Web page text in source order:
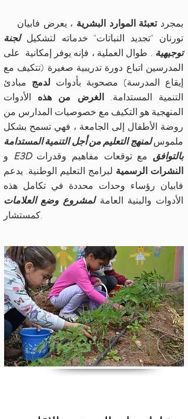
بمجردتعبئة الموارد البشرية ، يعرض فابيان
تورنان "تجديد النباتات" خدماته لتشكيللجنة
توجيهية . طوال العملية ، فإنه يوفر إمكانية على
المدرسين اتباع دورة تدريبية صغيرة (تتكيف مع
إيقاع المدرسة) مصحوبة بأدوات لدمج مبادئ
التنمية المستدامة.الغرض من هذه الأدوات
المنهجية هو التكيف مع خصوصيات المدارس من
روضة الأطفال إلى الجامعة ، فهي تسمح بشكل
ملموسلمنهج التعليم من أجل التنمية المستدامة
E3D بالتوافقمع توقعات مفاهيم وقدرات
النشرات الرسمية لبرامج التعليم الوطنية. يدعم
فابيان رؤساء وحدات محددة في تكامل هذه
الأدوات والبنية العامةلمشروع وضع العلامات
كمستشار.